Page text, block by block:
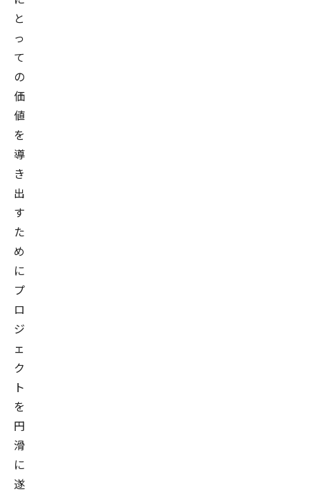
と
っ
て
の
価
値
を
導
き
出
す
た
め
に
プ
ロ
ジ
ェ
ク
ト
を
円
滑
に
遂